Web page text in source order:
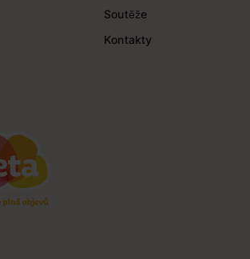
Soutěže
Kontakty